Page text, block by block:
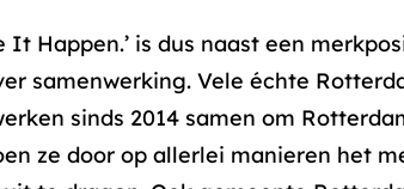
It Happen.’ is dus naast een
samenwerking. Vele échte
sinds 2014 samen om
ze door op allerlei manieren het